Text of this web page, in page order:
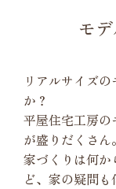
モ
リアルサイズ
か？
平屋住宅工房
が盛りだくさん。
家づくりは何か
ど、家の疑問も